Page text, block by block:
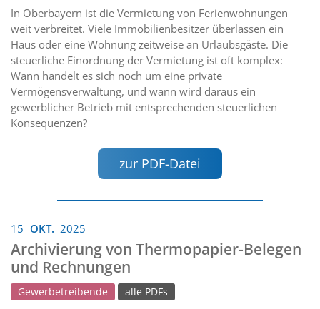
In Oberbayern ist die Vermietung von Ferienwohnungen
weit verbreitet. Viele Immobilienbesitzer überlassen ein
Haus oder eine Wohnung zeitweise an Urlaubsgäste. Die
steuerliche Einordnung der Vermietung ist oft komplex:
Wann handelt es sich noch um eine private
Vermögensverwaltung, und wann wird daraus ein
gewerblicher Betrieb mit entsprechenden steuerlichen
Konsequenzen?
zur PDF-Datei
15 OKT. 2025
Archivierung von Thermopapier-Belegen
und Rechnungen
Gewerbetreibende alle PDFs